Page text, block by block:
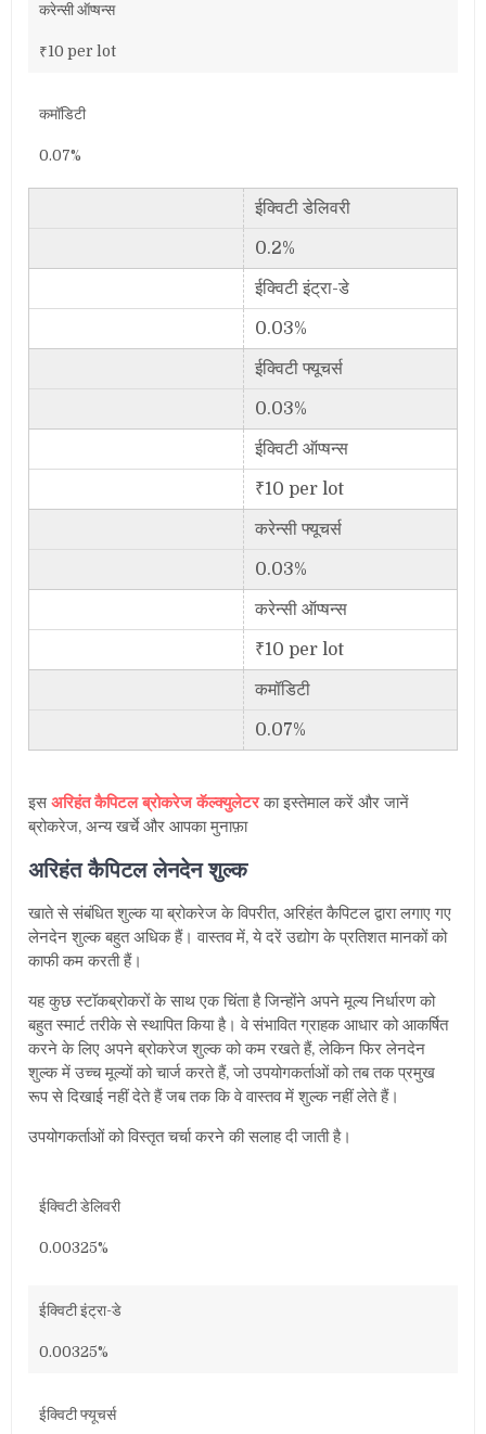
करेन्सी ऑप्षन्स
₹10 per lot
कमॉडिटी
0.07%
ईक्विटी डेलिवरी
0.2%
ईक्विटी इंट्रा-डे
0.03%
ईक्विटी फ्यूचर्स
0.03%
ईक्विटी ऑप्षन्स
₹10 per lot
करेन्सी फ्यूचर्स
0.03%
करेन्सी ऑप्षन्स
₹10 per lot
कमॉडिटी
0.07%
इसअरिहंत कैपिटल ब्रोकरेज कॅल्क्युलेटरका इस्तेमाल करें और जानें
ब्रोकरेज, अन्य खर्चे और आपका मुनाफ़ा
अरिहंत कैपिटल लेनदेन शुल्क
खाते से संबंधित शुल्क या ब्रोकरेज के विपरीत,अरिहंत कैपिटल द्वारा लगाए गए
लेनदेन शुल्क बहुत अधिक हैं। वास्तव में,ये दरें उद्योग के प्रतिशत मानकों को
काफी कम करती हैं।
यह कुछ स्टॉकब्रोकरों के साथ एक चिंता है जिन्होंने अपने मूल्य निर्धारण को
बहुत स्मार्ट तरीके से स्थापित किया है। वे संभावित ग्राहक आधार को आकर्षित
करने के लिए अपने ब्रोकरेज शुल्क को कम रखते हैं,लेकिन फिर लेनदेन
शुल्क में उच्च मूल्यों को चार्ज करते हैं,जो उपयोगकर्ताओं को तब तक प्रमुख
रूप से दिखाई नहीं देते हैं जब तक कि वे वास्तव में शुल्क नहीं लेते हैं।
उपयोगकर्ताओं को विस्तृत चर्चा करने की सलाह दी जाती है।
ईक्विटी डेलिवरी
0.00325%
ईक्विटी इंट्रा-डे
0.00325%
ईक्विटी फ्यूचर्स